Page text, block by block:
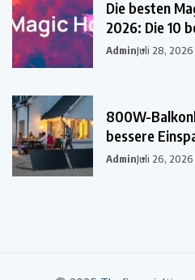
Die besten
2026: Die 10
AdminJuli 28, 2026
800W-
bessere
AdminJuli 26, 2026